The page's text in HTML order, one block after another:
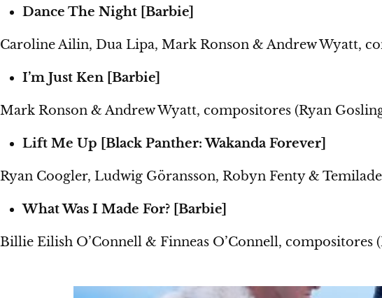
Dance The Night [Barbie]
Caroline Ailin, Dua Lipa, Mark Ronson & Andrew Wyatt,
I’m Just Ken [Barbie]
Mark Ronson & Andrew Wyatt, compositores (Ryan
Lift Me Up [Black Panther: Wakanda Forever]
Ryan Coogler, Ludwig Göransson, Robyn Fenty &
What Was I Made For? [Barbie]
Billie Eilish O’Connell & Finneas O’Connell, compositores